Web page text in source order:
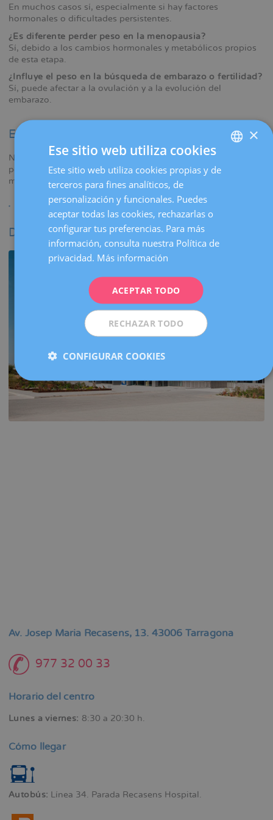
En muchos casos sí, especialmente si hay factores
hormonales o dificultades persistentes.
¿Es diferente perder peso en la menopausia?
Sí, debido a los cambios hormonales y metabólicos propios
de esta etapa.
¿Influye el peso en la búsqueda de embarazo o fertilidad?
Sí, puede afectar a la ovulación y a la evolución del
embarazo.
Empieza a cuidar tu salud hoy
Nuestro equipo te acompañará con un enfoque médico y
personalizado para ayudarte a mejorar tu peso, tu salud
metabólica y tu bienestar.
Dónde estamos
Av. Josep Maria Recasens, 13. 43006 Tarragona
977 32 00 33
Horario del centro
Lunes a viernes: 8:30 a 20:30 h.
Cómo llegar
Autobús: Línea 34. Parada Recasens Hospital.
SPANISH
×
Ese sitio web utiliza cookies
Este sitio web utiliza cookies propias y de
terceros para fines analíticos, de
personalización y funcionales. Puedes
aceptar todas las cookies, rechazarlas o
configurar tus preferencias. Para más
información, consulta nuestra Política de
privacidad. Más información
ACEPTAR TODO
RECHAZAR TODO
CONFIGURAR COOKIES